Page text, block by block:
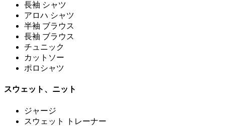
長袖 シャツ
アロハ シャツ
半袖 ブラウス
長袖 ブラウス
チュニック
カットソー
ポロシャツ
スウェット、ニット
ジャージ
スウェット トレーナー